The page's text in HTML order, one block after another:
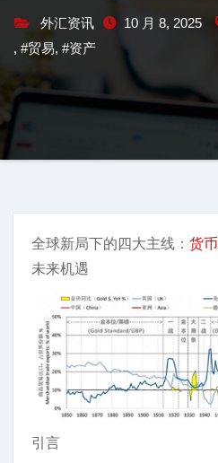
外汇资讯 10 月 8, 2025
, #贸易, #资产
全球新局下的四大主线： 货币
未来机遇
引言